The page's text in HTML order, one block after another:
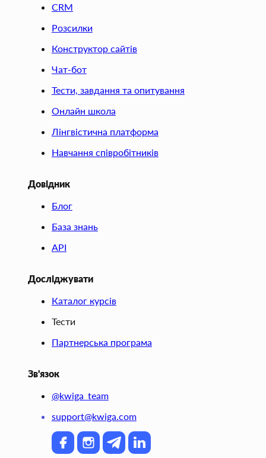
CRM
Розсилки
Конструктор сайтів
Чат-бот
Тести, завдання та опитування
Онлайн школа
Лінгвістична платформа
Навчання співробітників
Довідник
Блог
База знань
API
Досліджувати
Каталог курсів
Тести
Партнерська програма
Зв'язок
@kwiga_team
support@kwiga.com